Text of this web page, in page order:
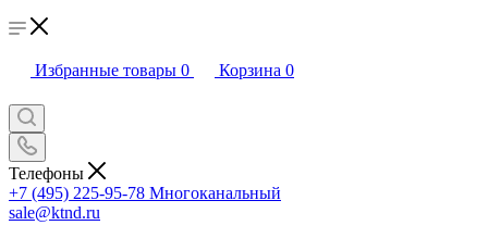
Избранные товары 0 Корзина 0
Телефоны
+7 (495) 225-95-78 Многоканальный
sale@ktnd.ru